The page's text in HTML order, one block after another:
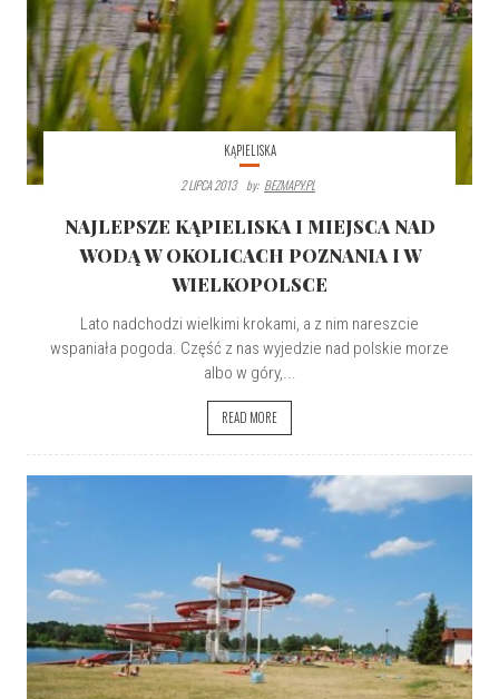
KĄPIELISKA
2 LIPCA 2013 By: BEZMAPY.PL
NAJLEPSZE KĄPIELISKA I MIEJSCA NAD
WODĄ W OKOLICACH POZNANIA I W
WIELKOPOLSCE
Lato nadchodzi wielkimi krokami, a z nim nareszcie
wspaniała pogoda. Część z nas wyjedzie nad polskie morze
albo w góry,...
READ MORE